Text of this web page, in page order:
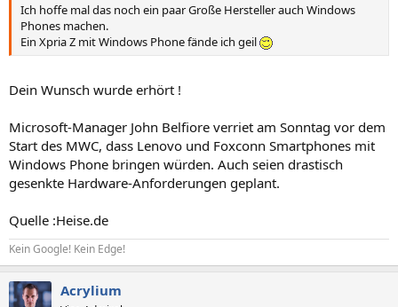
Ich hoffe mal das noch ein paar Große Hersteller auch Windows
Phones machen.
Ein Xpria Z mit Windows Phone fände ich geil
Dein Wunsch wurde erhört !
Microsoft-Manager John Belfiore verriet am Sonntag vor dem
Start des MWC, dass Lenovo und Foxconn Smartphones mit
Windows Phone bringen würden. Auch seien drastisch
gesenkte Hardware-Anforderungen geplant.
Quelle :Heise.de
Kein Google! Kein Edge!
Acrylium